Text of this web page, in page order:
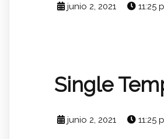
junio 2, 2021 11:25
Single
junio 2, 2021 11:25